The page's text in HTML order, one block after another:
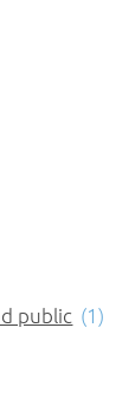
public (1)